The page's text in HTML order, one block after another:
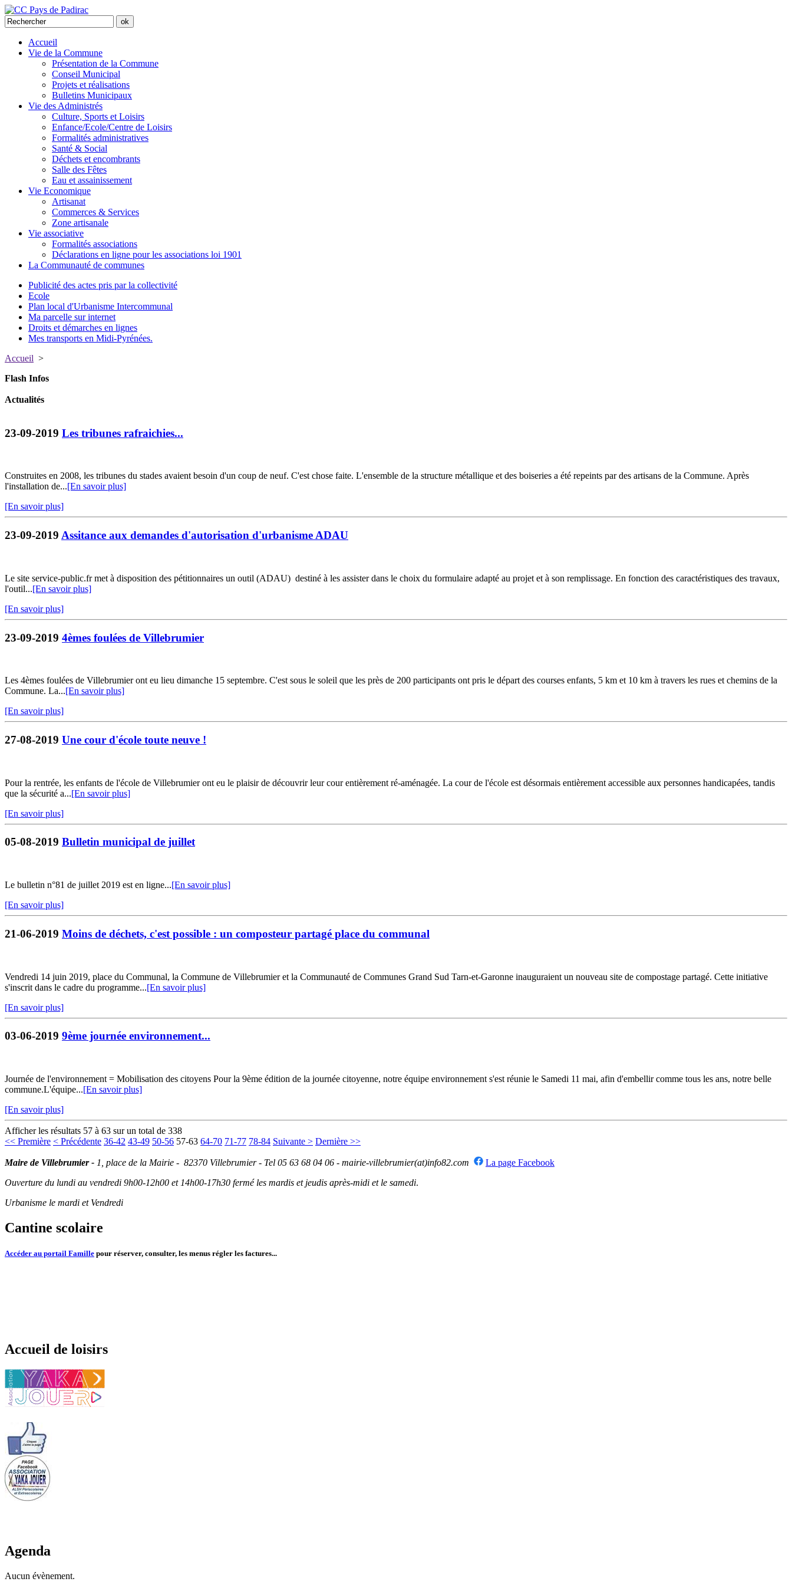
Accueil
Vie de la Commune
Présentation de la Commune
Conseil Municipal
Projets et réalisations
Bulletins Municipaux
Vie des Administrés
Culture, Sports et Loisirs
Enfance/Ecole/Centre de Loisirs
Formalités administratives
Santé & Social
Déchets et encombrants
Salle des Fêtes
Eau et assainissement
Vie Economique
Artisanat
Commerces & Services
Zone artisanale
Vie associative
Formalités associations
Déclarations en ligne pour les associations loi 1901
La Communauté de communes
Publicité des actes pris par la collectivité
Ecole
Plan local d'Urbanisme Intercommunal
Ma parcelle sur internet
Droits et démarches en lignes
Mes transports en Midi-Pyrénées.
Accueil >
Flash Infos
Actualités
23-09-2019 Les tribunes rafraichies...
Construites en 2008, les tribunes du stades avaient besoin d'un coup de neuf. C'est chose faite. L'ensemble de la structure métallique et des boiseries a été repeints par des artisans de la Commune. Après
l'installation de...[En savoir plus]
[En savoir plus]
23-09-2019 Assitance aux demandes d'autorisation d'urbanisme ADAU
Le site service-public.fr met à disposition des pétitionnaires un outil (ADAU) destiné à les assister dans le choix du formulaire adapté au projet et à son remplissage. En fonction des caractéristiques des travaux,
l'outil...[En savoir plus]
[En savoir plus]
23-09-2019 4èmes foulées de Villebrumier
Les 4èmes foulées de Villebrumier ont eu lieu dimanche 15 septembre. C'est sous le soleil que les près de 200 participants ont pris le départ des courses enfants, 5 km et 10 km à travers les rues et chemins de la
Commune. La...[En savoir plus]
[En savoir plus]
27-08-2019 Une cour d'école toute neuve !
Pour la rentrée, les enfants de l'école de Villebrumier ont eu le plaisir de découvrir leur cour entièrement ré-aménagée. La cour de l'école est désormais entièrement accessible aux personnes handicapées, tandis
que la sécurité a...[En savoir plus]
[En savoir plus]
05-08-2019 Bulletin municipal de juillet
Le bulletin n°81 de juillet 2019 est en ligne...[En savoir plus]
[En savoir plus]
21-06-2019 Moins de déchets, c'est possible : un composteur partagé place du communal
Vendredi 14 juin 2019, place du Communal, la Commune de Villebrumier et la Communauté de Communes Grand Sud Tarn-et-Garonne inauguraient un nouveau site de compostage partagé. Cette initiative
s'inscrit dans le cadre du programme...[En savoir plus]
[En savoir plus]
03-06-2019 9ème journée environnement...
Journée de l'environnement = Mobilisation des citoyens Pour la 9ème édition de la journée citoyenne, notre équipe environnement s'est réunie le Samedi 11 mai, afin d'embellir comme tous les ans, notre belle
commune.L'équipe...[En savoir plus]
[En savoir plus]
Afficher les résultats 57 à 63 sur un total de 338
<< Première < Précédente 36-42 43-49 50-56 57-63 64-70 71-77 78-84 Suivante > Dernière >>
Maire de Villebrumier - 1, place de la Mairie - 82370 Villebrumier - Tel 05 63 68 04 06 - mairie-villebrumier(at)info82.com
La page Facebook
Ouverture du lundi au vendredi 9h00-12h00 et 14h00-17h30 fermé les mardis et jeudis après-midi et le samedi.
Urbanisme le mardi et Vendredi
Cantine scolaire
Accéder au portail Famille pour réserver, consulter, les menus régler les factures...
Accueil de loisirs
Agenda
Aucun évènement.